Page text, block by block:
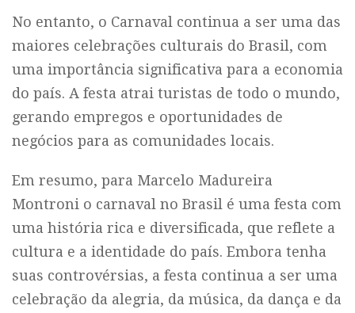
No entanto, o Carnaval continua a ser uma das
maiores celebrações culturais do Brasil, com
uma importância significativa para a economia
do país. A festa atrai turistas de todo o mundo,
gerando empregos e oportunidades de
negócios para as comunidades locais.
Em resumo, para Marcelo Madureira
Montroni o carnaval no Brasil é uma festa com
uma história rica e diversificada, que reflete a
cultura e a identidade do país. Embora tenha
suas controvérsias, a festa continua a ser uma
celebração da alegria, da música, da dança e da